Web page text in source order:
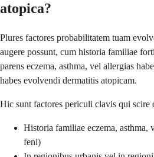
atopica?
Plures factores probabilitatem tuam
augere possunt, cum historia familiae
parens eczema, asthma, vel allergias
habes evolvendi dermatitis atopicam.
Hic sunt factores periculi clavis qui scire
Historia familiae eczema,
feni)